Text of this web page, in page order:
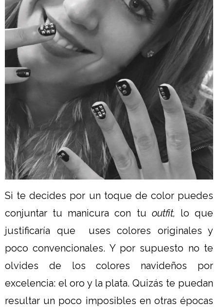
Si te decides por un toque de color puedes
conjuntar tu manicura con tu outfit, lo que
justificaría que uses colores originales y
poco convencionales. Y por supuesto no te
olvides de los colores navideños por
excelencia: el oro y la plata. Quizás te puedan
resultar un poco imposibles en otras épocas